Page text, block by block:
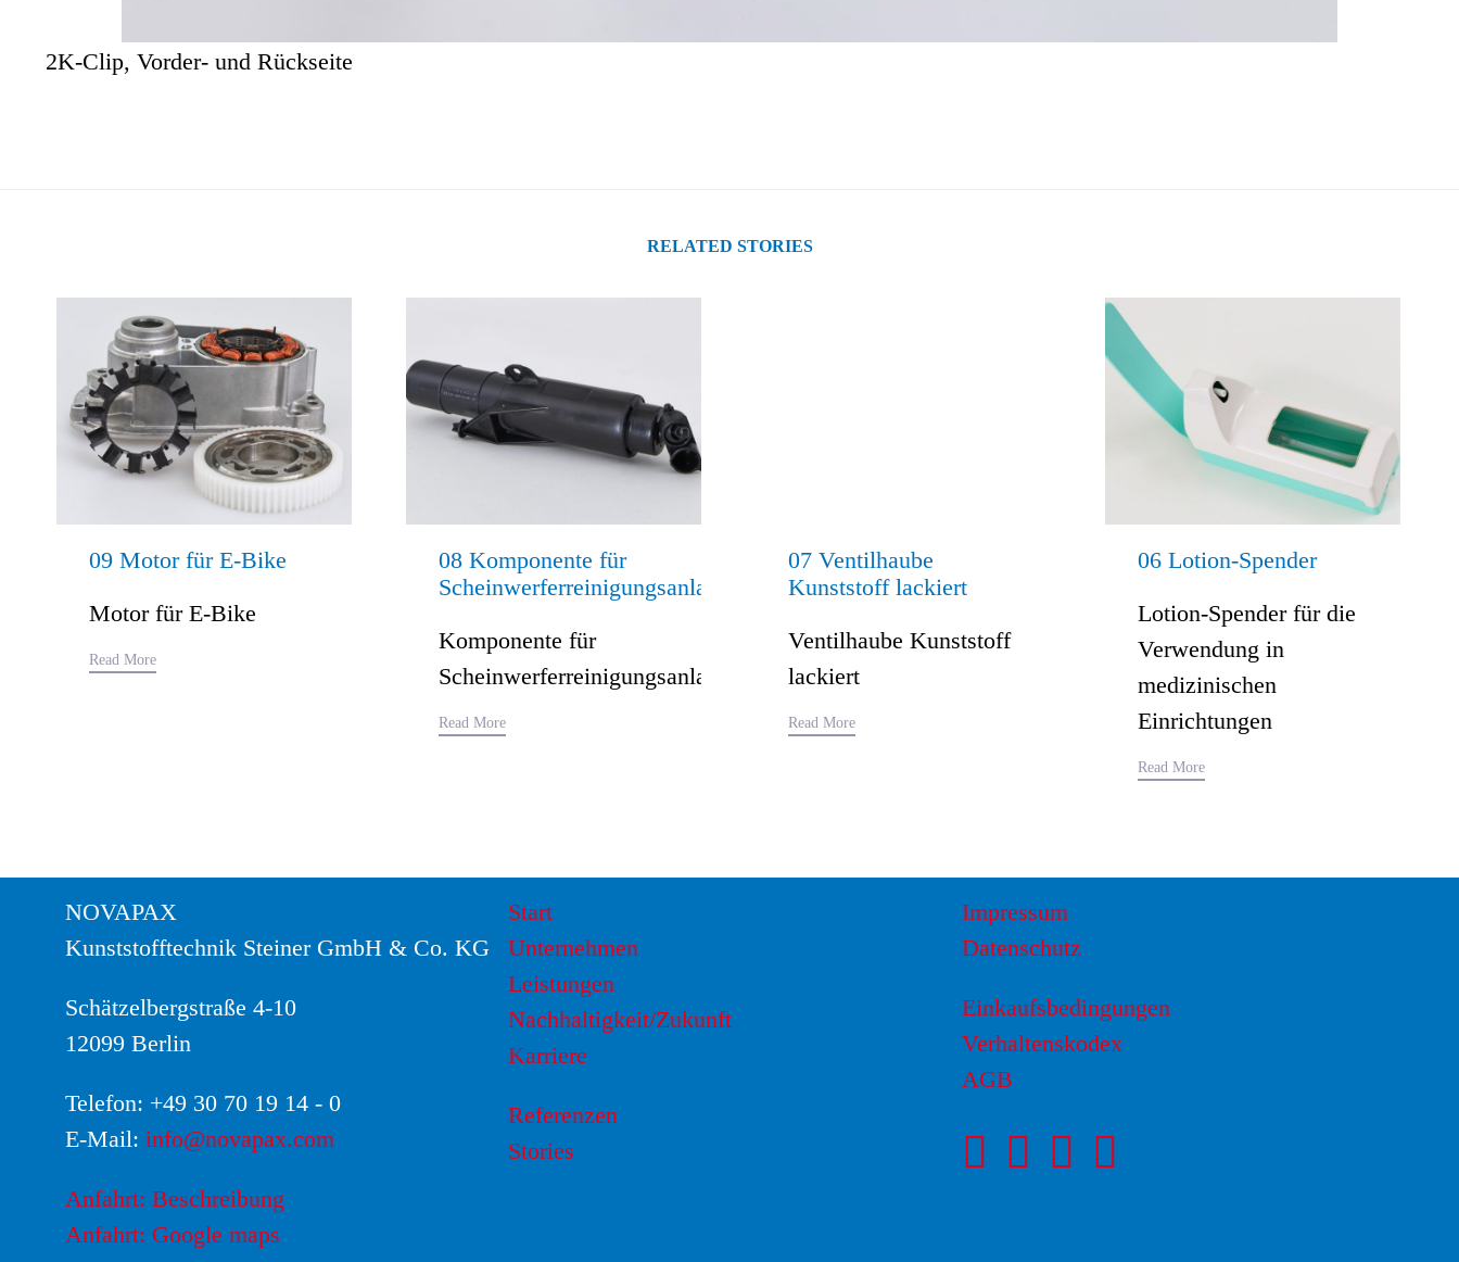
2K-Clip, Vorder- und Rückseite
RELATED STORIES
09 Motor für E-Bike
Motor für E-Bike
Read More
08 Komponente für
Scheinwerferreinigungsanlage
Komponente für
Scheinwerferreinigungsanlage
Read More
07 Ventilhaube
Kunststoff lackiert
Ventilhaube Kunststoff
lackiert
Read More
06 Lotion-Spender
Lotion-Spender für die
Verwendung in
medizinischen
Einrichtungen
Read More
NOVAPAX
Kunststofftechnik Steiner GmbH & Co. KG
Schätzelbergstraße 4-10
12099 Berlin
Telefon: +49 30 70 19 14 - 0
E-Mail: info@novapax.com
Anfahrt: Beschreibung
Anfahrt: Google maps
Start
Unternehmen
Leistungen
Nachhaltigkeit/Zukunft
Karriere
Referenzen
Stories
Impressum
Datenschutz
Einkaufsbedingungen
Verhaltenskodex
AGB